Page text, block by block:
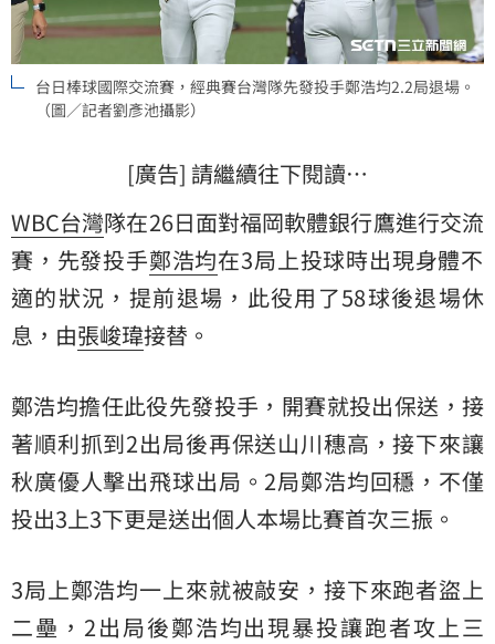
台日棒球國際交流賽，經典賽台灣隊先發投手鄭浩均2.2局退場。
（圖／記者劉彥池攝影）
[廣告] 請繼續往下閱讀…
WBC台灣隊在26日面對福岡軟體銀行鷹進行交流
賽，先發投手鄭浩均在3局上投球時出現身體不
適的狀況，提前退場，此役用了58球後退場休
息，由張峻瑋接替。
鄭浩均擔任此役先發投手，開賽就投出保送，接
著順利抓到2出局後再保送山川穗高，接下來讓
秋廣優人擊出飛球出局。2局鄭浩均回穩，不僅
投出3上3下更是送出個人本場比賽首次三振。
3局上鄭浩均一上來就被敲安，接下來跑者盜上
二壘，2出局後鄭浩均出現暴投讓跑者攻上三